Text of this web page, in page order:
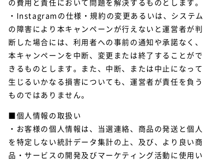
の費用と責任において問題を解決するものとします。
・Instagramの仕様・規約の変更あるいは、システム
の障害により本キャンペーンが行えないと運営者が判
断した場合には、利用者への事前の通知や承諾なく、
本キャンペーンを中断、変更または終了することがで
きるものとします。また、中断、または中止になって
生じるいかなる損害についても、運営者が責任を負う
ものではありません。
■個人情報の取扱い
・お客様の個人情報は、当選連絡、商品の発送と個人
を特定しない統計データ集計の上、及び、より良い商
品・サービスの開発及びマーケティング活動に使用い